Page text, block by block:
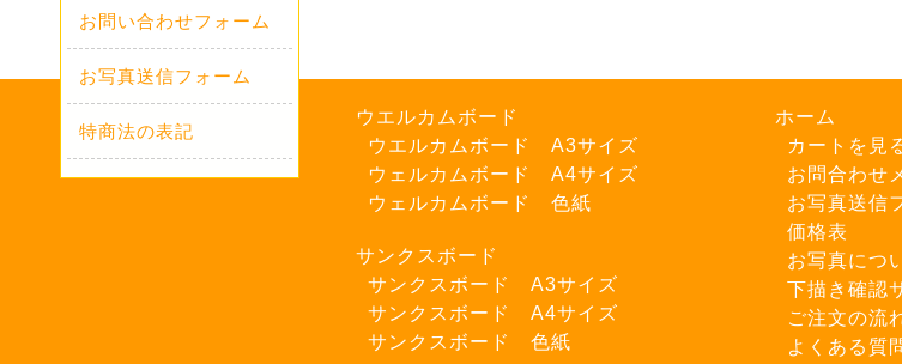
お問い合わせフォーム
お写真送信フォーム
特商法の表記
ウエルカムボード
ウエルカムボード A3サイズ
ウェルカムボード A4サイズ
ウェルカムボード 色紙
サンクスボード
サンクスボード A3サイズ
サンクスボード A4サイズ
サンクスボード 色紙
ホーム
カートを見
お問合わせ
お写真送信
価格表
お写真につ
下描き確認
ご注文の流
よくある質